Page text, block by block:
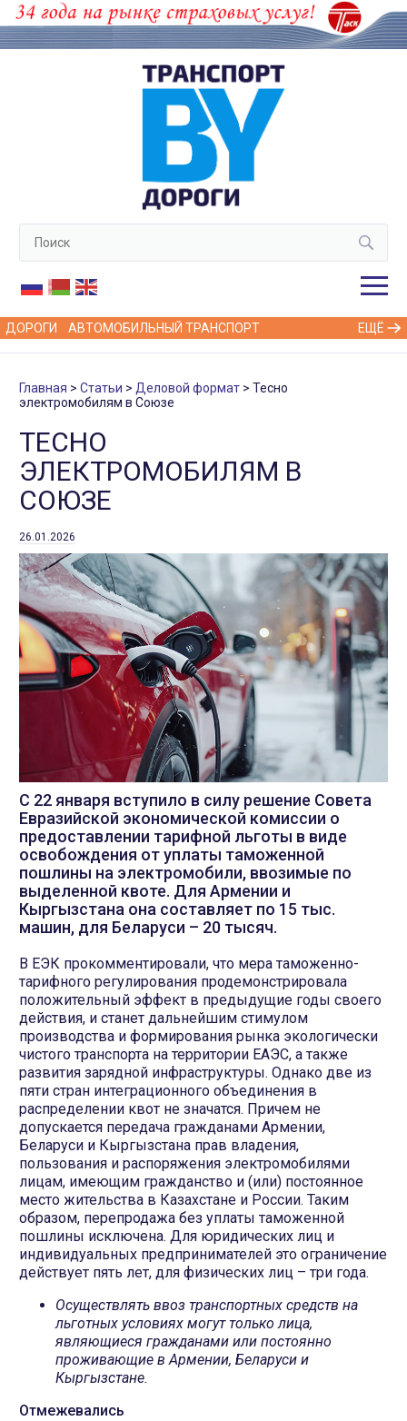
ДОРОГИ АВТОМОБИЛЬНЫЙ ТРАНСПОРТ ЕЩЁ
Главная Статьи Деловой формат
Тесно
электромобилям в Союзе
ТЕСНО
ЭЛЕКТРОМОБИЛЯМ В
СОЮЗЕ
26.01.2026
С 22 января вступило в силу решение Совета
Евразийской экономической комиссии о
предоставлении тарифной льготы в виде
освобождения от уплаты таможенной
пошлины на электромобили, ввозимые по
выделенной квоте. Для Армении и
Кыргызстана она составляет по 15 тыс.
машин, для Беларуси – 20 тысяч.
В ЕЭК прокомментировали, что мера таможенно-
тарифного регулирования продемонстрировала
положительный эффект в предыдущие годы своего
действия, и станет дальнейшим стимулом
производства и формирования рынка экологически
чистого транспорта на территории ЕАЭС, а также
развития зарядной инфраструктуры. Однако две из
пяти стран интеграционного объединения в
распределении квот не значатся. Причем не
допускается передача гражданами Армении,
Беларуси и Кыргызстана прав владения,
пользования и распоряжения электромобилями
лицам, имеющим гражданство и (или) постоянное
место жительства в Казахстане и России. Таким
образом, перепродажа без уплаты таможенной
пошлины исключена. Для юридических лиц и
индивидуальных предпринимателей это ограничение
действует пять лет, для физических лиц – три года.
Осуществлять ввоз транспортных средств на
льготных условиях могут только лица,
являющиеся гражданами или постоянно
проживающие в Армении, Беларуси и
Кыргызстане.
Отмежевались